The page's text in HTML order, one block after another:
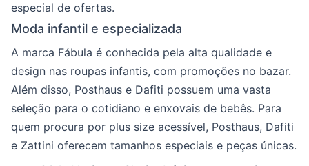
especial de ofertas.
Moda infantil e especializada
A marca Fábula é conhecida pela alta qualidade e
design nas roupas infantis, com promoções no bazar.
Além disso, Posthaus e Dafiti possuem uma vasta
seleção para o cotidiano e enxovais de bebês. Para
quem procura por plus size acessível, Posthaus, Dafiti
e Zattini oferecem tamanhos especiais e peças únicas.